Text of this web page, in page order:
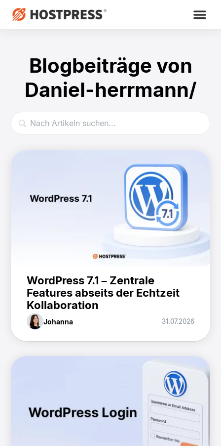
Blogbeiträge von
Daniel-herrmann/
WordPress 7.1 – Zentrale
Features abseits der Echtzeit
Kollaboration
Johanna 31.07.2026